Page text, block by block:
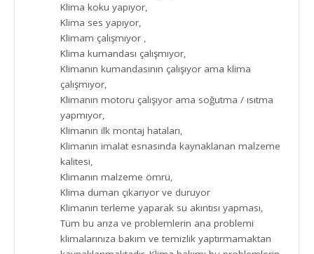
Klima koku yapıyor,
Klima ses yapıyor,
Klimam çalışmıyor ,
Klima kumandası çalışmıyor,
Klimanın kumandasının çalışıyor ama klima
çalışmıyor,
Klimanın motoru çalışıyor ama soğutma / ısıtma
yapmıyor,
Klimanın ilk montaj hataları,
Klimanın imalat esnasında kaynaklanan malzeme
kalitesi,
Klimanın malzeme ömrü,
Klima duman çıkarıyor ve duruyor
Klimanın terleme yaparak su akıntısı yapması,
Tüm bu arıza ve problemlerin ana problemi
klimalarınıza bakım ve temizlik yaptırmamaktan